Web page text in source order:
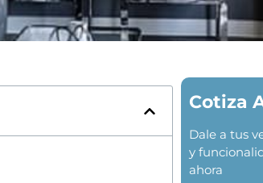
Cotiza
Dale a tus
y
ahora